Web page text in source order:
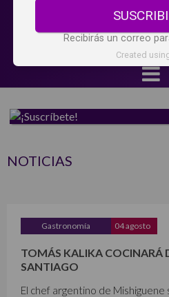
NOTICIAS
Gastronomía 04 agosto
TOMÁS KALIKA COCINARÁ
SANTIAGO
El chef argentino de
Recibirás un correo
Created